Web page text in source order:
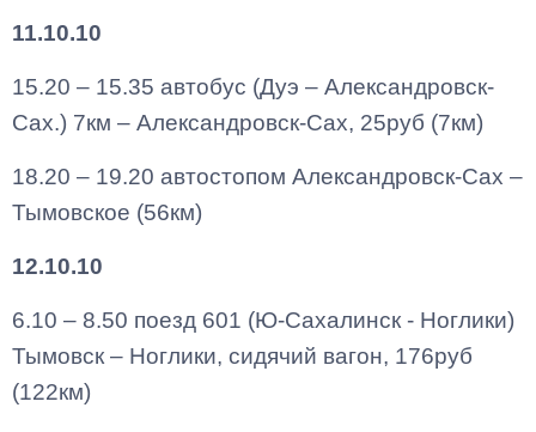
11.10.10
15.20 – 15.35 автобус (Дуэ – Александровск-
Сах.) 7км – Александровск-Сах, 25руб (7км)
18.20 – 19.20 автостопом Александровск-Сах –
Тымовское (56км)
12.10.10
6.10 – 8.50 поезд 601 (Ю-Сахалинск - Ноглики)
Тымовск – Ноглики, сидячий вагон, 176руб
(122км)